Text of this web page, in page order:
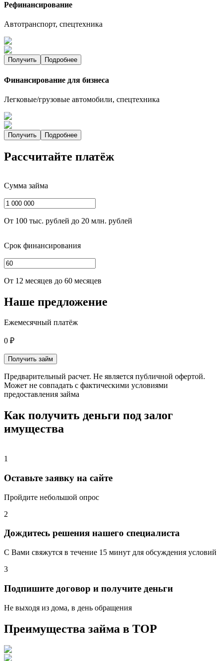
Рефинансирование
Автотранспорт, спецтехника
Получить Подробнее
Финансирование для бизнеса
Легковые/грузовые автомобили, спецтехника
Получить Подробнее
Рассчитайте платёж
Сумма займа
От 100 тыс. рублей до 20 млн. рублей
Срок финансирования
От 12 месяцев до 60 месяцев
Наше предложение
Ежемесячный платёж
0 ₽
Получить займ
Предварительный расчет. Не является публичной офертой.
Может не совпадать с фактическими условиями
предоставления займа
Как получить деньги под залог
имущества
1
Оставьте заявку на сайте
Пройдите небольшой опрос
2
Дождитесь решения нашего специалиста
С Вами свяжутся в течение 15 минут для обсуждения условий
3
Подпишите договор и получите деньги
Не выходя из дома, в день обращения
Преимущества займа в ТОР